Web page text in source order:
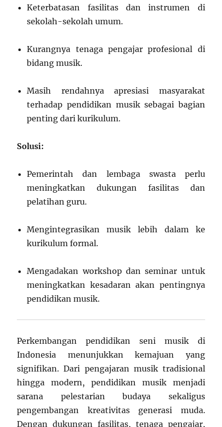
Keterbatasan fasilitas dan instrumen di
sekolah-sekolah umum.
Kurangnya tenaga pengajar profesional di
bidang musik.
Masih rendahnya apresiasi masyarakat
terhadap pendidikan musik sebagai bagian
penting dari kurikulum.
Solusi:
Pemerintah dan lembaga swasta perlu
meningkatkan dukungan fasilitas dan
pelatihan guru.
Mengintegrasikan musik lebih dalam ke
kurikulum formal.
Mengadakan workshop dan seminar untuk
meningkatkan kesadaran akan pentingnya
pendidikan musik.
Perkembangan pendidikan seni musik di
Indonesia menunjukkan kemajuan yang
signifikan. Dari pengajaran musik tradisional
hingga modern, pendidikan musik menjadi
sarana pelestarian budaya sekaligus
pengembangan kreativitas generasi muda.
Dengan dukungan fasilitas, tenaga pengajar,